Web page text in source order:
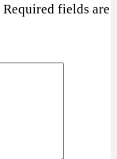
Required fields are